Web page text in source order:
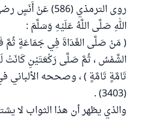
روى الترمذي
اللهِ صَلَّى اللَّهُ عَلَيْهِ وَسَلَّمَ :
( مَنْ صَلَّى الغَدَاةَ فِي جَمَاعَةٍ ثُمَّ
الشَّمْسُ ، ثُمَّ صَلَّى رَكْعَتَيْنِ كَانَتْ
تَامَّةٍ تَامَّةٍ ) ، وصححه
(3403) .
والذي يظهر أن هذا الثواب لا